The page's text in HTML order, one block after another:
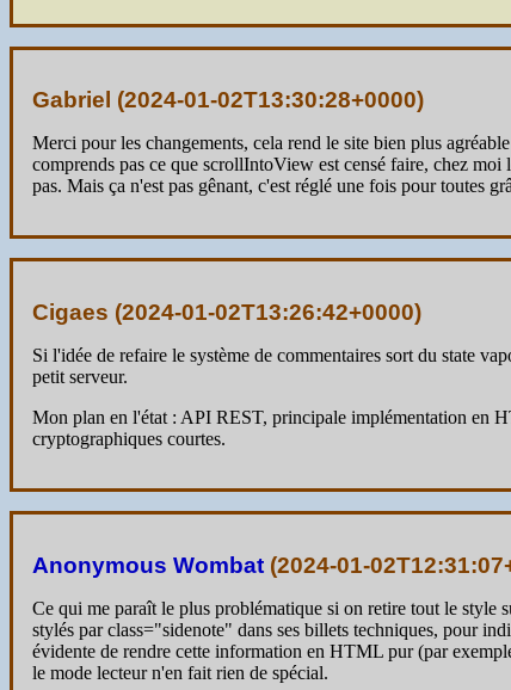
Gabriel (2024-01-02T13:30:28+0000)
Merci pour les changements, cela rend le site bien plus
comprends pas ce que scrollIntoView est censé faire, chez
pas. Mais ça n'est pas gênant, c'est réglé une fois pour toutes
Cigaes (2024-01-02T13:26:42+0000)
Si l'idée de refaire le système de commentaires sort du state
petit serveur.
Mon plan en l'état : API REST, principale implémentation en
cryptographiques courtes.
Anonymous Wombat (2024-01-
Ce qui me paraît le plus problématique si on retire tout le style
stylés par class="sidenote" dans ses billets techniques, pour
évidente de rendre cette information en HTML pur (par
le mode lecteur n'en fait rien de spécial.